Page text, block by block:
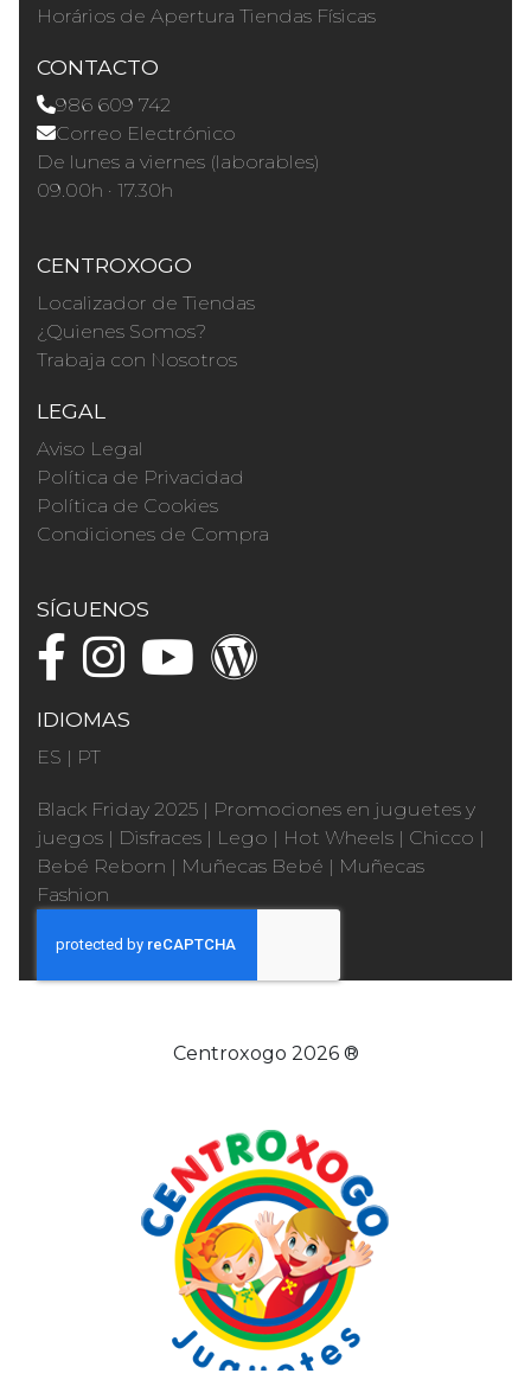
Horários de Apertura Tiendas Físicas
CONTACTO
986 609 742
Correo Electrónico
De lunes a viernes (laborables)
09.00h · 17.30h
CENTROXOGO
Localizador de Tiendas
¿Quienes Somos?
Trabaja con Nosotros
LEGAL
Aviso Legal
Política de Privacidad
Política de Cookies
Condiciones de Compra
SÍGUENOS
IDIOMAS
ES | PT
Black Friday 2025 | Promociones en juguetes y
juegos | Disfraces | Lego | Hot Wheels | Chicco |
Bebé Reborn | Muñecas Bebé | Muñecas
Fashion
Centroxogo 2026 ®